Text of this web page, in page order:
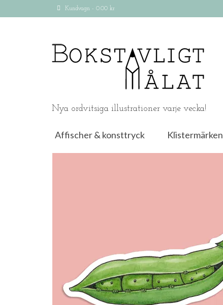
Kundvagn - 0.00 kr
Nya ordvitsiga illustrationer varje vecka!
Affischer & konsttryck Klistermärken